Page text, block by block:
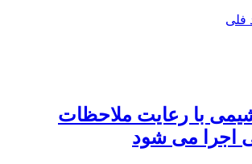
فلی
با رعایت ملاحظات
می شود